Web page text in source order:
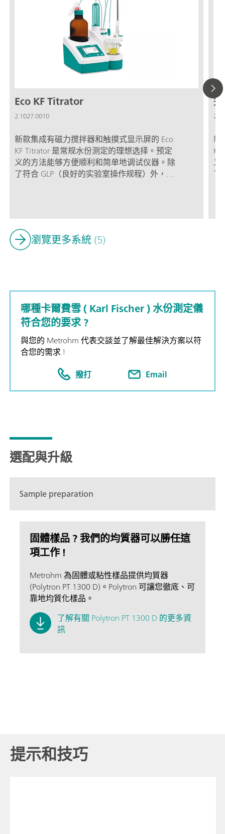
Eco KF Titrator
2.1027.0010
新款集成有磁力搅拌器和触摸式显示屏的 Eco
KF Titrator 是常规水份测定的理想选择。预定
义的方法能够方便顺利和简单地调试仪器。除
了符合 GLP（良好的实验室操作规程）外，还
机。
新
义
了
机
瀏覽更多系統 (5)
哪種卡爾費雪 ( Karl Fischer ) 水份測定儀
符合您的要求 ?
與您的 Metrohm 代表交談並了解最佳解決方案以符
合您的需求 !
撥打
Email
選配與升級
Sample preparation
固體樣品 ? 我們的均質器可以勝任這
項工作 !
Metrohm 為固體或粘性樣品提供均質器
(Polytron PT 1300 D)。Polytron 可讓您徹底、可
靠地均質化樣品。
了解有關 Polytron PT 1300 D 的更多資
訊
提示和技巧